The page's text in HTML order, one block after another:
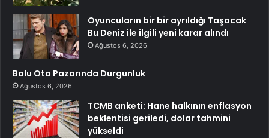
Oyuncuların bir bir ayrıldığı Taşacak
Bu Deniz ile ilgili yeni karar alındı
Ağustos 6, 2026
Bolu Oto Pazarında Durgunluk
Ağustos 6, 2026
TCMB anketi: Hane halkının enflasyon
beklentisi geriledi, dolar tahmini
yükseldi